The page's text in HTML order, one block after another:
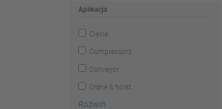
Aplikacja
Cięcie
Compressors
Conveyor
Crane & hoist
Rozwiń